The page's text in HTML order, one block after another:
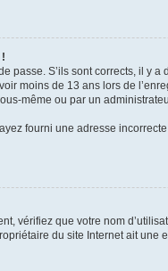
passe. S’ils sont corrects, il y a
moins de 13 ans lors de
même ou par un
fourni une adresse
vérifiez que votre nom
du site Internet ait une